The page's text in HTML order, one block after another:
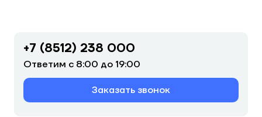
+7 (8512) 238 000
Ответим с 8:00 до 19:00
Заказать звонок